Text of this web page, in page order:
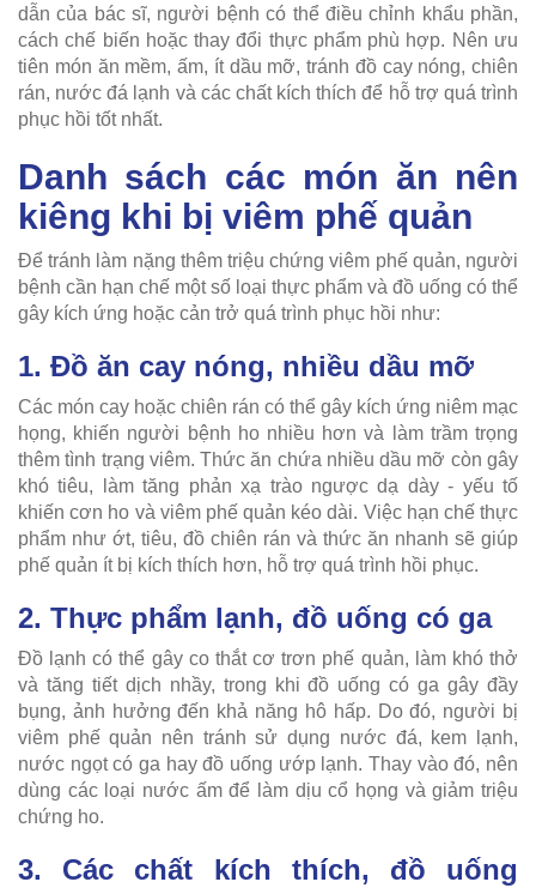
dẫn của bác sĩ, người bệnh có thể điều chỉnh khẩu phần,
cách chế biến hoặc thay đổi thực phẩm phù hợp. Nên ưu
tiên món ăn mềm, ấm, ít dầu mỡ, tránh đồ cay nóng, chiên
rán, nước đá lạnh và các chất kích thích để hỗ trợ quá trình
phục hồi tốt nhất.
Danh sách các món ăn nên
kiêng khi bị viêm phế quản
Để tránh làm nặng thêm triệu chứng viêm phế quản, người
bệnh cần hạn chế một số loại thực phẩm và đồ uống có thể
gây kích ứng hoặc cản trở quá trình phục hồi như:
1. Đồ ăn cay nóng, nhiều dầu mỡ
Các món cay hoặc chiên rán có thể gây kích ứng niêm mạc
họng, khiến người bệnh ho nhiều hơn và làm trầm trọng
thêm tình trạng viêm. Thức ăn chứa nhiều dầu mỡ còn gây
khó tiêu, làm tăng phản xạ trào ngược dạ dày - yếu tố
khiến cơn ho và viêm phế quản kéo dài. Việc hạn chế thực
phẩm như ớt, tiêu, đồ chiên rán và thức ăn nhanh sẽ giúp
phế quản ít bị kích thích hơn, hỗ trợ quá trình hồi phục.
2. Thực phẩm lạnh, đồ uống có ga
Đồ lạnh có thể gây co thắt cơ trơn phế quản, làm khó thở
và tăng tiết dịch nhầy, trong khi đồ uống có ga gây đầy
bụng, ảnh hưởng đến khả năng hô hấp. Do đó, người bị
viêm phế quản nên tránh sử dụng nước đá, kem lạnh,
nước ngọt có ga hay đồ uống ướp lạnh. Thay vào đó, nên
dùng các loại nước ấm để làm dịu cổ họng và giảm triệu
chứng ho.
3. Các chất kích thích, đồ uống